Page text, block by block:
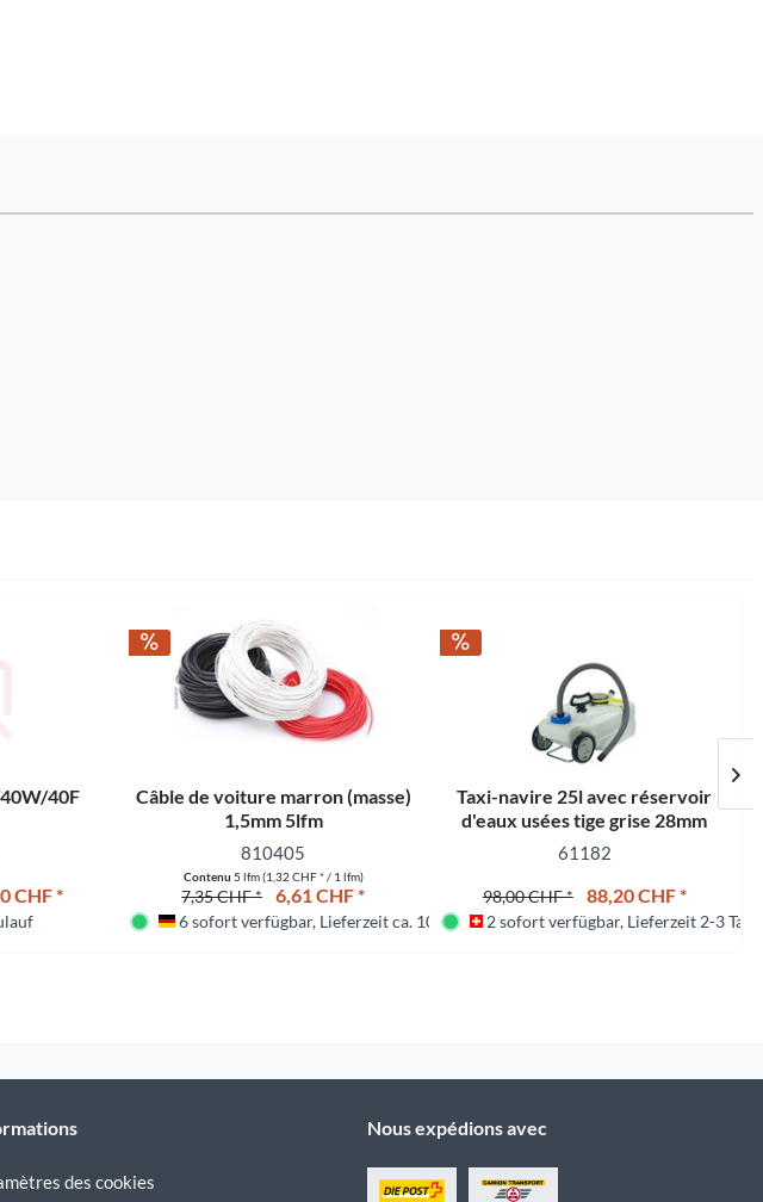
40F
CHF *
Câble de voiture marron (masse)
1,5mm 5lfm
810405
Contenu 5 lfm(1,32 CHF * / 1 lfm)
7,35 CHF * 6,61 CHF *
Deutschland
6 sofort verfügbar, Lieferzeit ca. 10 Tagen
Taxi-navire 25l avec réservoir
d'eaux usées tige grise 28mm
61182
98,00 CHF * 88,20 CHF *
2 sofort verfügbar, Lieferzeit 2-3 Tage
des cookies
Nous expédions avec